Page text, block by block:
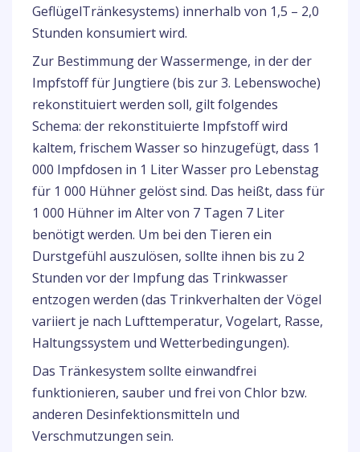
GeflügelTränkesystems) innerhalb von 1,5 – 2,0
Stunden konsumiert wird.
Zur Bestimmung der Wassermenge, in der der
Impfstoff für Jungtiere (bis zur 3. Lebenswoche)
rekonstituiert werden soll, gilt folgendes
Schema: der rekonstituierte Impfstoff wird
kaltem, frischem Wasser so hinzugefügt, dass 1
000 Impfdosen in 1 Liter Wasser pro Lebenstag
für 1 000 Hühner gelöst sind. Das heißt, dass für
1 000 Hühner im Alter von 7 Tagen 7 Liter
benötigt werden. Um bei den Tieren ein
Durstgefühl auszulösen, sollte ihnen bis zu 2
Stunden vor der Impfung das Trinkwasser
entzogen werden (das Trinkverhalten der Vögel
variiert je nach Lufttemperatur, Vogelart, Rasse,
Haltungssystem und Wetterbedingungen).
Das Tränkesystem sollte einwandfrei
funktionieren, sauber und frei von Chlor bzw.
anderen Desinfektionsmitteln und
Verschmutzungen sein.